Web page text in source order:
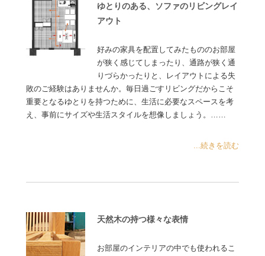
ゆとりのある、ソファのリビングレイ
アウト
好みの家具を配置してみたもののお部屋
が狭く感じてしまったり、通路が狭く通
りづらかったりと、レイアウトによる失
敗のご経験はありませんか。毎日過ごすリビングだからこそ
重要となるゆとりを持つために、生活に必要なスペースを考
え、事前にサイズや生活スタイルを想像しましょう。……
...続きを読む
天然木の持つ様々な表情
お部屋のインテリアの中でも使われるこ